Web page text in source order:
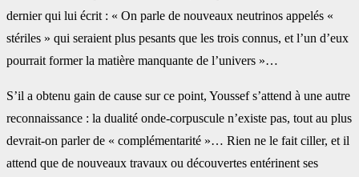
dernier qui lui écrit : « On parle de ‎nouveaux neutrinos appelés «
stériles » qui seraient plus pesants que les trois connus, et l’un ‎d’eux
pourrait former la matière manquante de l’univers »… ‎
S’il a obtenu gain de cause sur ce point, Youssef s’attend à une autre
reconnaissance : la ‎dualité onde-corpuscule n’existe pas, tout au plus
devrait-on parler de ‎‎« complémentarité »… Rien ne le fait ciller, et il
attend que de nouveaux travaux ou ‎découvertes entérinent ses